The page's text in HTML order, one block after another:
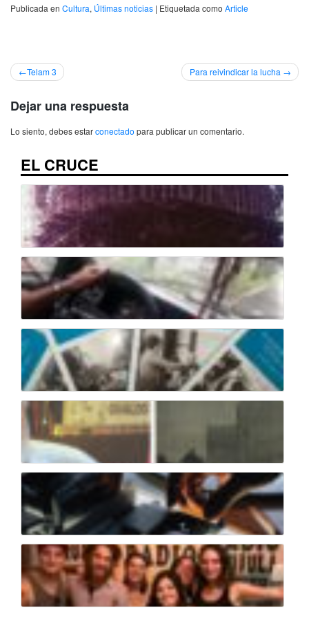
Publicada en Cultura, Últimas noticias | Etiquetada como Article
Navegación
entradas
Telam 3 Para reivindicar la lucha
Dejar una respuesta
Lo siento, debes estarconectado para publicar un comentario.
EL CRUCE